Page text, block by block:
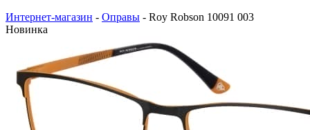
Интернет-магазин - Оправы - Roy Robson 10091 003
Новинка